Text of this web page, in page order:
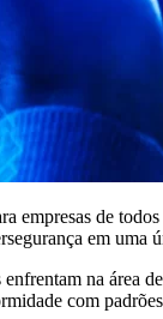
empresas de
em uma
na área
com